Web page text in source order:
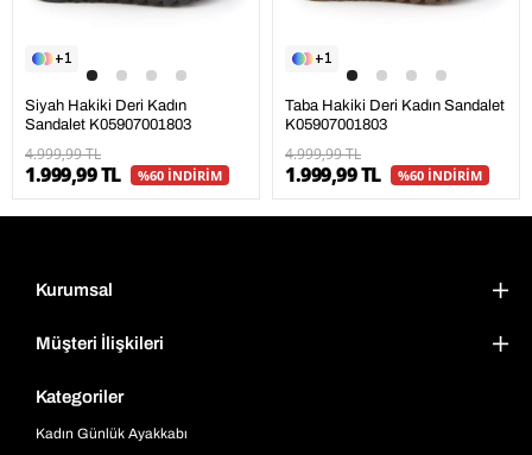
1
Siyah Hakiki Deri Kadın
Sandalet K05907001803
4.999,99 TL
1.999,99 TL %60 İNDİRİM
1
Taba Hakiki Deri Kadın Sandalet
K05907001803
4.999,99 TL
1.999,99 TL %60 İNDİRİM
Kurumsal
Müşteri İlişkileri
Kategoriler
Kadın Günlük Ayakkabı